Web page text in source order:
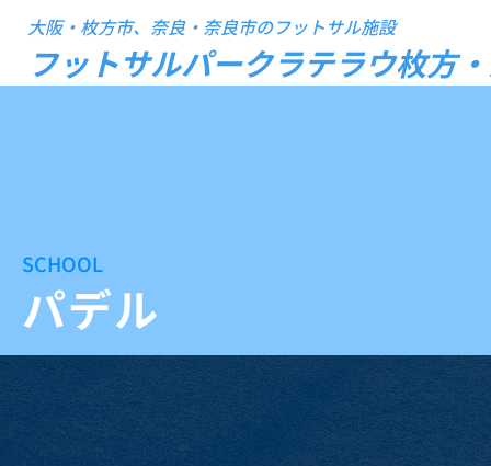
大阪・枚方市、奈良・奈良市のフットサル施設
フットサルパークラテラウ枚方
SCHOOL
パデル